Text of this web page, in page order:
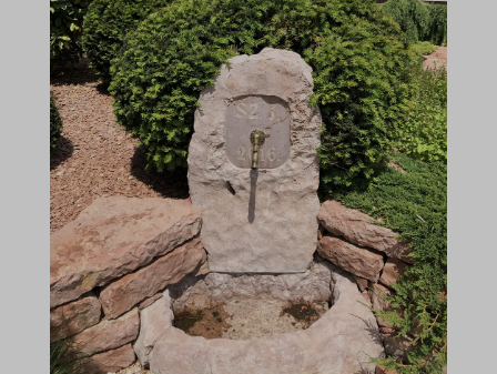
www.google.pl
www.google.rs
www.google.sk